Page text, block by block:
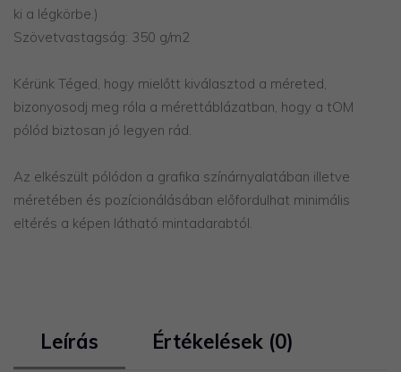
ki a légkörbe.)
Szövetvastagság: 350 g/m2
​​Kérünk Téged, hogy mielőtt kiválasztod a méreted,
bizonyosodj meg róla a mérettáblázatban, hogy a tOM
pólód biztosan jó legyen rád.
Az elkészült pólódon a grafika színárnyalatában illetve
méretében és pozícionálásában előfordulhat minimális
eltérés a képen látható mintadarabtól.
Leírás Értékelések (0)